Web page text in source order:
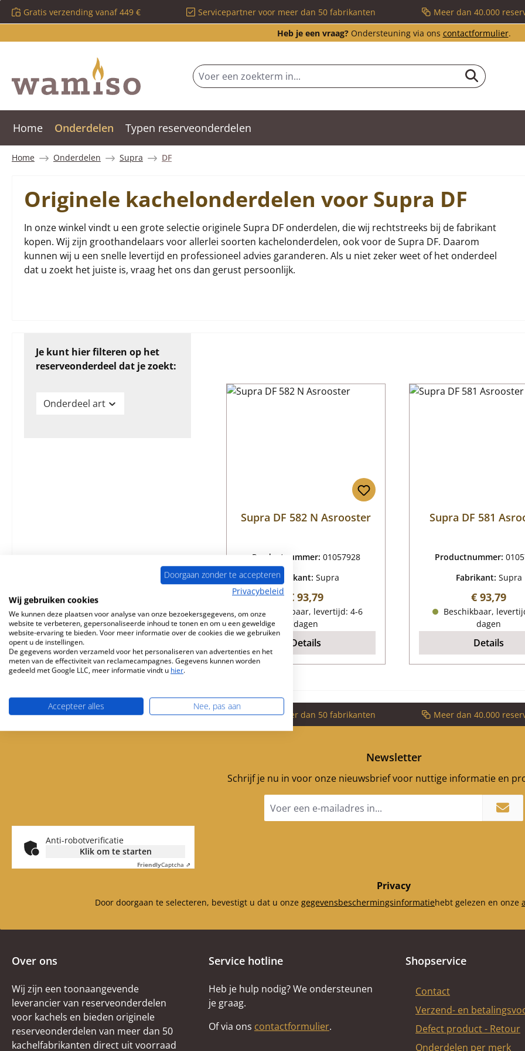
naar de hoofdinhoud
Ga naar de zoekopdracht
Ga naar de hoofdnavigatie
Gratis verzending vanaf 449 € Servicepartner voor meer dan 50 fabrikanten Meer dan 40.000
Heb je een vraag?Ondersteuning via ons contactformulier.
Home Onderdelen Typen reserveonderdelen
Home Onderdelen Supra DF
Originele kachelonderdelen voor Supra DF
In onze winkel vindt u een grote selectie originele Supra DF onderdelen, die wij rechtstreeks bij de fabrikant
kopen. Wij zijn groothandelaars voor allerlei soorten kachelonderdelen, ook voor de Supra DF. Daarom
kunnen wij u een snelle levertijd en professioneel advies garanderen. Als u niet zeker weet of het onderdeel
dat u zoekt het juiste is, vraag het ons dan gerust persoonlijk.
Je kunt hier filteren op het
reserveonderdeel dat je zoekt:
Onderdeel art
Supra DF 582 N Asrooster
Productnummer: 01057928
Fabrikant: Supra
Normale prijs:
€ 93,79
Beschikbaar, levertijd: 4-6
dagen
Details
Supra DF 581
Productnummer:
Fabrikant: Supra
Normale
€ 93,79
Beschikbaar,
dagen
Details
Gratis verzending vanaf 449 € Servicepartner voor meer dan 50 fabrikanten Meer dan 40.000
Newsletter
Schrijf je nu in voor onze nieuwsbrief voor nuttige informatie en
mailadres
Anti-robotverificatie
Klik om te starten
FriendlyCaptcha ⇗
Privacy
Door doorgaan te selecteren, bevestigt u dat u onze gegevensbeschermingsinformatiehebt gelezen en onze
Over ons
Wij zijn een toonaangevende
leverancier van reserveonderdelen
voor kachels en bieden originele
reserveonderdelen van meer dan 50
kachelfabrikanten direct uit voorraad
Service hotline
Heb je hulp nodig? We ondersteunen
je graag.
Of via ons contactformulier.
Shopservice
Contact
Verzend- en
Defect product - Retour
Onderdelen per merk
Doorgaan zonder te accepteren
Privacybeleid
Wij gebruiken cookies
We kunnen deze plaatsen voor analyse van onze bezoekersgegevens, om onze
website te verbeteren, gepersonaliseerde inhoud te tonen en om u een geweldige
website-ervaring te bieden. Voor meer informatie over de cookies die we gebruiken
opent u de instellingen.
De gegevens worden verzameld voor het personaliseren van advertenties en het
meten van de effectiviteit van reclamecampagnes. Gegevens kunnen worden
gedeeld met Google LLC, meer informatie vindt u hier.
Accepteer alles Nee, pas aan